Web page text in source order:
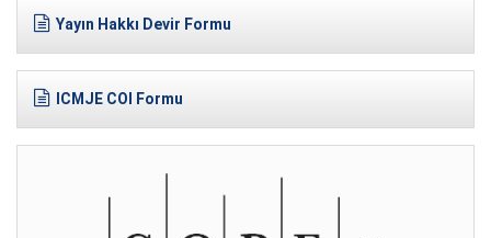
Yayın Hakkı Devir Formu
ICMJE COI Formu